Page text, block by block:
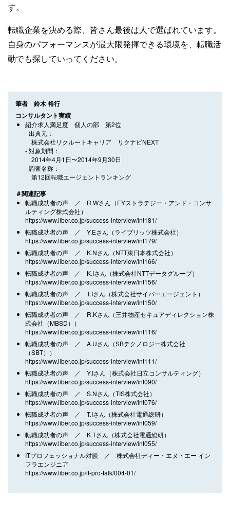
す。
転職企業を決める際、皆さん最後は人で選ばれています。
自身のパフォーマンスが最大限発揮できる環境を、転職活
動でも探していってください。
筆者 鈴木 裕行
コンサルタント実績
紹介求人満足度 個人の部 第2位
出典元
株式会社リクルートキャリア リクナビNEXT
対象期間
2014年4月1日〜2014年9月30日
調査名称
第12回転職エージェントランキング
＃関連記事
転職成功者の声 ／ R.Wさん（EYストラテジー・アンド・コンサ
ルティング株式会社）
https://www.liber.co.jp/success-interview/int181/
転職成功者の声 ／ Y.Eさん（ライブリッツ株式会社）
https://www.liber.co.jp/success-interview/int179/
転職成功者の声 ／ K.Nさん（NTT東日本株式会社）
https://www.liber.co.jp/success-interview/int166/
転職成功者の声 ／ K.Iさん（株式会社NTTデータグループ）
https://www.liber.co.jp/success-interview/int156/
転職成功者の声 ／ T.Iさん（株式会社サイバーエージェント）
https://www.liber.co.jp/success-interview/int150/
転職成功者の声 ／ R.Kさん（三井物産セキュアディレクション株
式会社（MBSD））
https://www.liber.co.jp/success-interview/int116/
転職成功者の声 ／ A.Uさん（SBテクノロジー株式会社
（SBT））
https://www.liber.co.jp/success-interview/int111/
転職成功者の声 ／ Y.Iさん（株式会社日立コンサルティング）
https://www.liber.co.jp/success-interview/int090/
転職成功者の声 ／ S.Nさん（TIS株式会社）
https://www.liber.co.jp/success-interview/int076/
転職成功者の声 ／ T.Iさん（株式会社電通総研）
https://www.liber.co.jp/success-interview/int059/
転職成功者の声 ／ K.Tさん（株式会社電通総研）
https://www.liber.co.jp/success-interview/int055/
ITプロフェッショナル対談 ／ 株式会社ディー・エヌ・エー イン
フラエンジニア
https://www.liber.co.jp/it-pro-talk/004-01/